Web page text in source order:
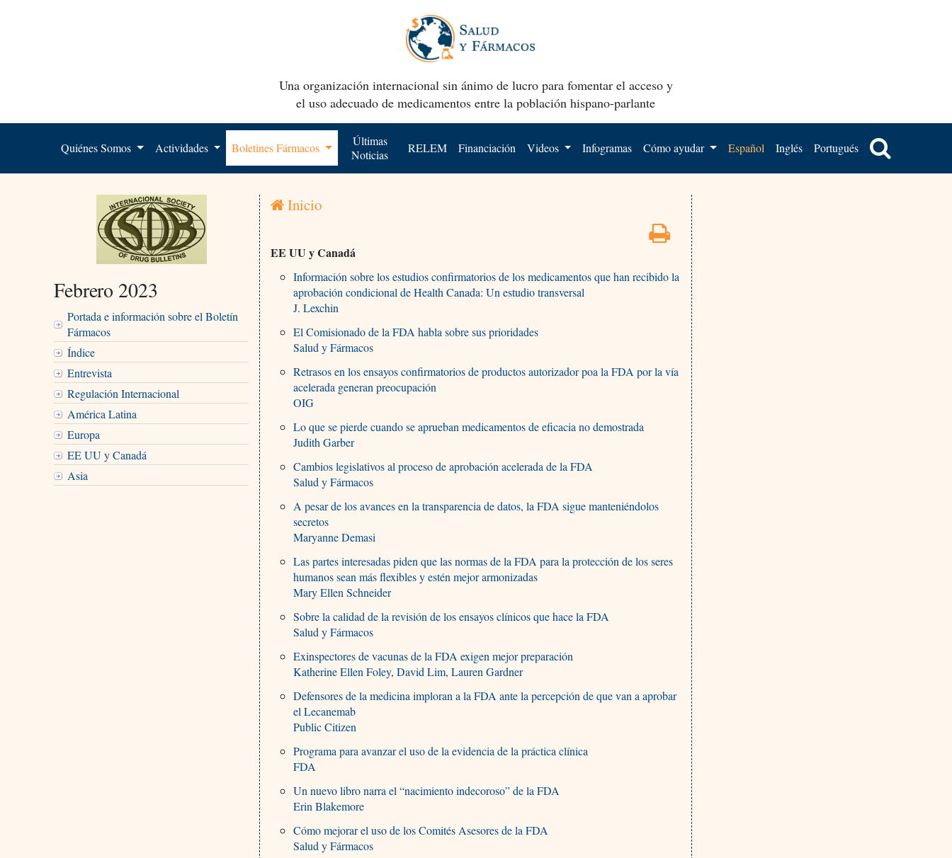
Una organización internacional sin ánimo de lucro para fomentar el acceso y
el uso adecuado de medicamentos entre la población hispano-parlante
Quiénes Somos Actividades Boletines Fármacos
Últimas
Noticias
RELEM Financiación Videos Infogramas Cómo ayudar Español Inglés Portugués
Febrero 2023
Portada e información sobre el Boletín
Fármacos
Índice
Entrevista
Regulación Internacional
América Latina
Europa
EE UU y Canadá
Asia
Inicio
EE UU y Canadá
Información sobre los estudios confirmatorios de los medicamentos que han recibido la
aprobación condicional de Health Canada: Un estudio transversal
J. Lexchin
El Comisionado de la FDA habla sobre sus prioridades
Salud y Fármacos
Retrasos en los ensayos confirmatorios de productos autorizador poa la FDA por la vía
acelerada generan preocupación
OIG
Lo que se pierde cuando se aprueban medicamentos de eficacia no demostrada
Judith Garber
Cambios legislativos al proceso de aprobación acelerada de la FDA
Salud y Fármacos
A pesar de los avances en la transparencia de datos, la FDA sigue manteniéndolos
secretos
Maryanne Demasi
Las partes interesadas piden que las normas de la FDA para la protección de los seres
humanos sean más flexibles y estén mejor armonizadas
Mary Ellen Schneider
Sobre la calidad de la revisión de los ensayos clínicos que hace la FDA
Salud y Fármacos
Exinspectores de vacunas de la FDA exigen mejor preparación
Katherine Ellen Foley, David Lim, Lauren Gardner
Defensores de la medicina imploran a la FDA ante la percepción de que van a aprobar
el Lecanemab
Public Citizen
Programa para avanzar el uso de la evidencia de la práctica clínica
FDA
Un nuevo libro narra el “nacimiento indecoroso” de la FDA
Erin Blakemore
Cómo mejorar el uso de los Comités Asesores de la FDA
Salud y Fármacos